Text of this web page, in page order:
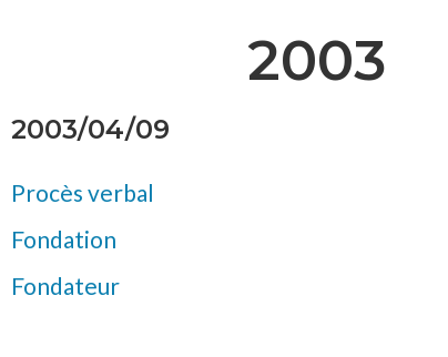
2003
2003/04/09
Procès verbal
Fondation
Fondateur